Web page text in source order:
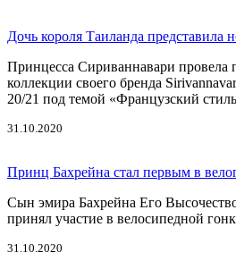
Дочь короля Таиланда представила
Принцесса Сириваннавари провела
коллекции своего бренда
20/21 под темой «Французский
31.10.2020
Принц Бахрейна стал первым в
Сын эмира Бахрейна Его
принял участие в велосипедной
31.10.2020